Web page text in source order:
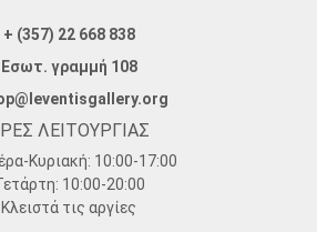
+ (357) 22 668 838
Εσωτ. γραμμή 108
ΛΕΙΤΟΥΡΓΙΑΣ
Κυριακή: 10:00-17:00
10:00-20:00
Κλειστά τις αργίες